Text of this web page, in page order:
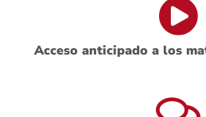
Acceso anticipado a los